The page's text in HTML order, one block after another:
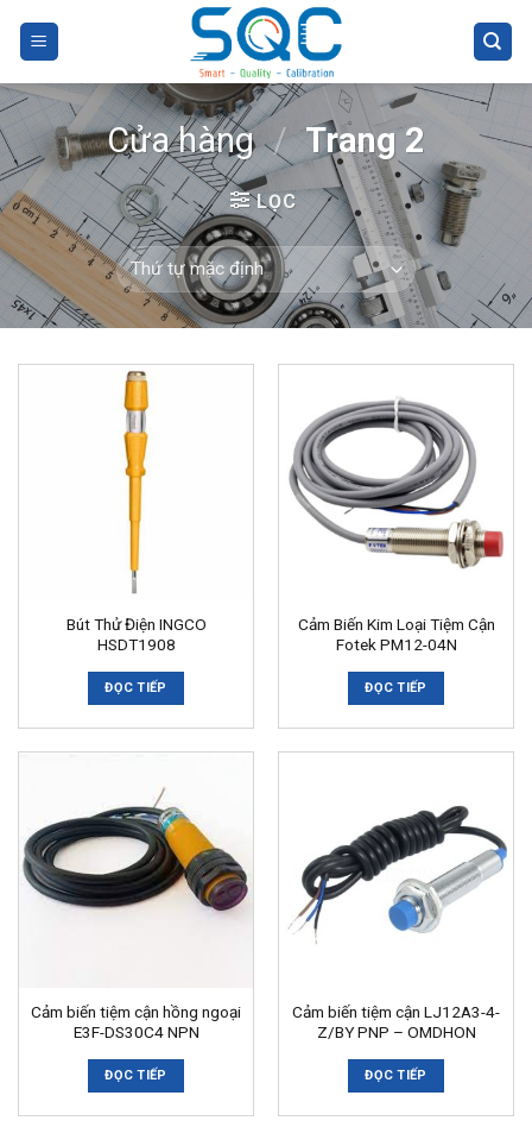
Cửa hàng / Trang 2
LỌC
Bút Thử Điện INGCO
HSDT1908
ĐỌC TIẾP
Cảm Biến Kim Loại Tiệm Cận
Fotek PM12-04N
ĐỌC TIẾP
Cảm biến tiệm cận hồng ngoại
E3F-DS30C4 NPN
ĐỌC TIẾP
Cảm biến tiệm cận LJ12A3-4-
Z/BY PNP – OMDHON
ĐỌC TIẾP